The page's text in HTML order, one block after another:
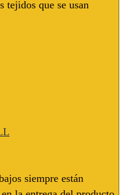
tejidos que se usan
siempre están